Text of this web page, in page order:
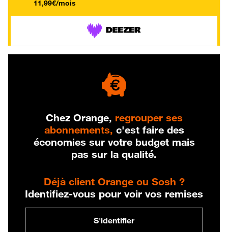
11,99€/mois
Chez Orange, regrouper ses
abonnements, c'est faire des
économies sur votre budget mais
pas sur la qualité.
Déjà client Orange ou Sosh ?
Identifiez-vous pour voir vos remises
S'identifier